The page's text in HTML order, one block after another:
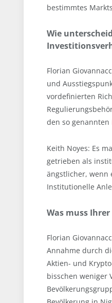
bestimmtes
Wie
Florian
und
vordefinierten
den so genannten
Keith Noyes: Es
getrieben als
ängstlicher, wenn
Institutionelle
Was muss
Florian
Annahme durch
Aktien- und
bisschen weniger